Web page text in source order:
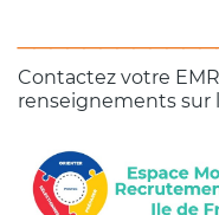
Contactez votre
renseignements sur